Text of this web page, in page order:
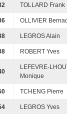
TOLLARD Frank
OLLIVIER
LEGROS Alain
ROBERT Yves
LEFEVRE-
Monique
TCHENG Pierre
LEGROS Yves